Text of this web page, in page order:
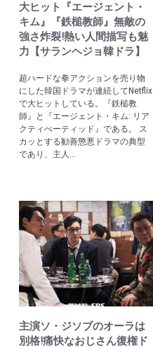
大ヒット『エージェント・
キム』『鉄槌教師』無敵の
強さ炸裂!熱い人間描写も魅
力【サランヘジョ韓ドラ】
超ハードな拳アクションを売り物
にした韓国ドラマが連続してNetflix
で大ヒットしている。『鉄槌教
師』と『エージェント・キム: リア
クティべーティッド』である。 ス
カッとする勧善懲悪ドラマの典型
であり、主人...
主演ソ・ジソブのオーラは
別格!痛快なおじさん復権ド